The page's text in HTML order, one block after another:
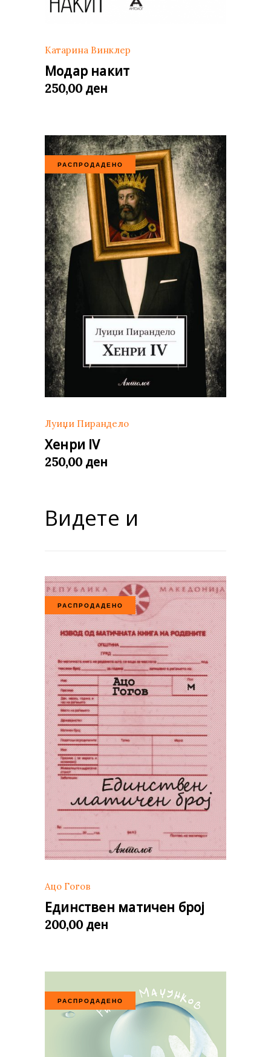
Катарина Винклер
Модар накит
250,00 ден
РАСПРОДАДЕНО
Луиџи Пирандело
Хенри IV
250,00 ден
Видете и
РАСПРОДАДЕНО
Ацо Гогов
Единствен матичен број
200,00 ден
РАСПРОДАДЕНО